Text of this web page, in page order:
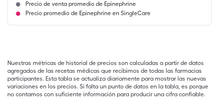
Precio de venta promedio de Epinephrine
Precio promedio de Epinephrine en SingleCare
Nuestras métricas de historial de precios son calculadas a partir de datos
agregados de las recetas médicas que recibimos de todas las farmacias
participantes. Esta tabla se actualiza diariamente para mostrar las nuevas
variaciones en los precios. Si falta un punto de datos en la tabla, es porque
no contamos con suficiente información para producir una cifra confiable.